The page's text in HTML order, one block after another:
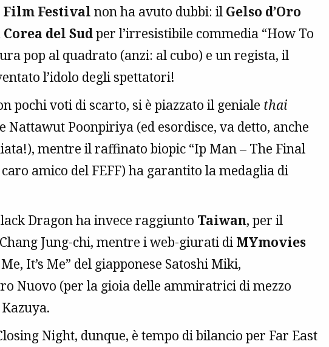
Film Festival non ha avuto dubbi: il Gelso d’Oro
Corea del Sudper l’irresistibile commedia “How To
pop al quadrato (anzi: al cubo) e un regista, il
l’idolo degli spettatori!
pochi voti di scarto, si è piazzato il geniale thai
Nattawut Poonpiriya (ed esordisce, va detto, anche
mentre il raffinato biopic “Ip Man – The Final
amico del FEFF) ha garantito la medaglia di
Dragon ha invece raggiunto Taiwan, per il
Jung-chi, mentre i web-giurati di MYmovies
It’s Me” del giapponese Satoshi Miki,
Nuovo (per la gioia delle ammiratrici di mezzo
Night, dunque, è tempo di bilancio per Far East